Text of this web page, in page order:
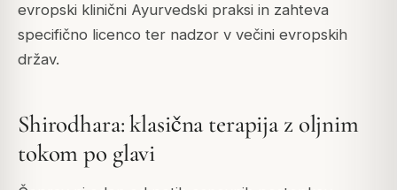
evropski klinični Ayurvedski praksi in zahteva
specifično licenco ter nadzor v večini evropskih
držav.
Shirodhara: klasična terapija z oljnim
tokom po glavi